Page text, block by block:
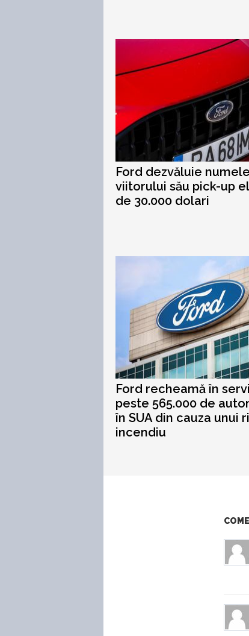
Ford dezvăluie numele
viitorului său pick-up
de 30.000 dolari
Ford recheamă în
peste 565.000 de
în SUA din cauza unui
incendiu